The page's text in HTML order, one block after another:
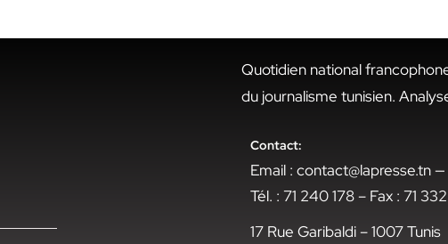
Quotidien national
du journalisme tunisien.
Contact:
Email : contact@lapresse.tn
Tél. : 71 240 178 – Fax : 71
17 Rue Garibaldi – 1007 Tunis